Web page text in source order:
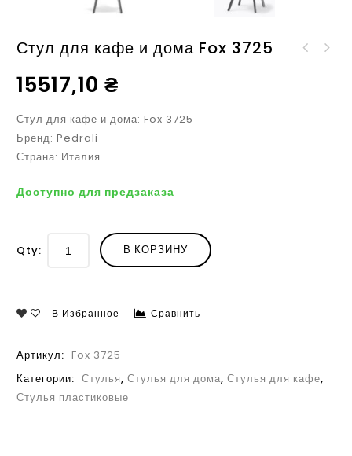
Стул для кафе и дома Fox 3725
15517,10 ₴
Стул для кафе и дома: Fox 3725
Бренд: Pedrali
Страна: Италия
Доступно для предзаказа
Qty: В КОРЗИНУ
В Избранное Сравнить
Артикул: Fox 3725
Категории: Стулья, Стулья для дома, Стулья для кафе,
Стулья пластиковые